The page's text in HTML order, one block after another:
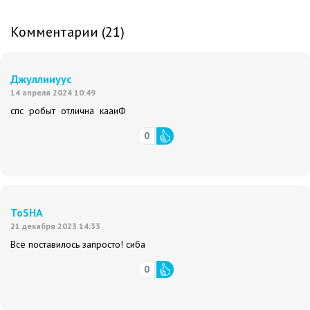
Комментарии (21)
Джуллииуус
14 апреля 2024 10:49
спс робыт отлична кааиФ
0
ToSHA
21 декабря 2023 14:33
Все поставилось запросто! сиба
0